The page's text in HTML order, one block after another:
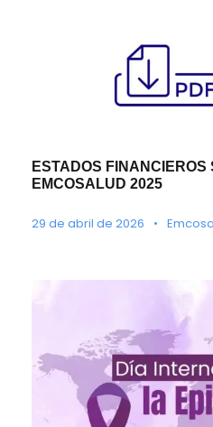
ESTADOS
EMCOSALUD 2025
29 de abril de 2026 •